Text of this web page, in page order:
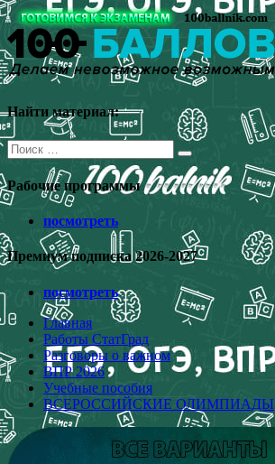
Перейти
к
содержимому
Найти материал:
Поиск
для:
Рабочие программы
посмотреть
Премиум подписка 2026-2027
посмотреть
Главная
Работы СтатГрад
Разговоры о важном
ВПР 2026
Учебные пособия
ВСЕРОССИЙСКИЕ ОЛИМПИАДЫ